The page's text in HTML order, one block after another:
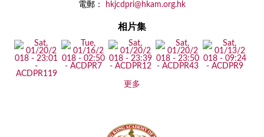
電郵：
hkjcdpri@hkam.org.hk
相片集
更多